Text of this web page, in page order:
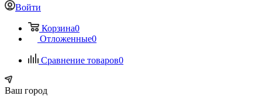
Войти
Корзина0
Отложенные0
Сравнение товаров0
Ваш город